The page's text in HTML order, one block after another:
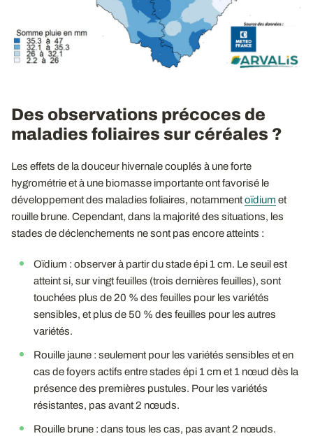
Des observations précoces de
maladies foliaires sur céréales ?
Les effets de la douceur hivernale couplés à une forte
hygrométrie et à une biomasse importante ont favorisé le
développement des maladies foliaires, notammentoïdium et
rouille brune. Cependant, dans la majorité des situations, les
stades de déclenchements ne sont pas encore atteints :
Oïdium : observer à partir du stade épi 1 cm. Le seuil est
atteint si, sur vingt feuilles (trois dernières feuilles), sont
touchées plus de 20 % des feuilles pour les variétés
sensibles, et plus de 50 % des feuilles pour les autres
variétés.
Rouille jaune : seulement pour les variétés sensibles et en
cas de foyers actifs entre stades épi 1 cm et 1 nœud dès la
présence des premières pustules. Pour les variétés
résistantes, pas avant 2 nœuds.
Rouille brune : dans tous les cas, pas avant 2 nœuds.